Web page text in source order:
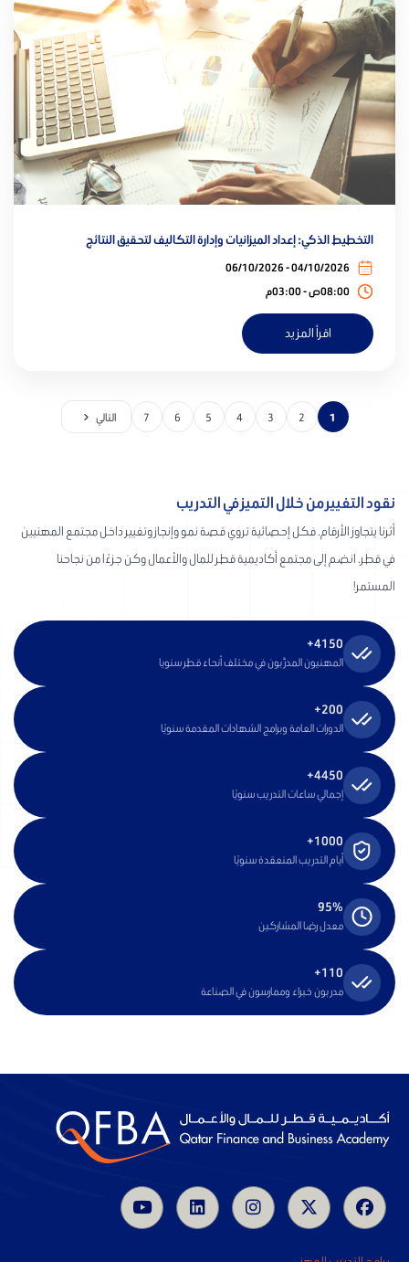
التخطيط الذكي: إعداد الميزانيات وإدارة التكاليف لتحقيق النتائج
04/10/2026 - 06/10/2026
08:00ص - 03:00م
اقرأ المزيد
1
2
3
4
5
6
7 التالي
نقود التغيير من خلال التميز في التدريب
أثرنا يتجاوز الأرقام. فكل إحصائية تروي قصة نمو وإنجاز وتغيير داخل مجتمع المهنيين
في قطر. انضم إلى مجتمع أكاديمية قطر للمال والأعمال وكن جزءًا من نجاحنا
المستمر!
4150+
المهنيون المدرَّبون في مختلف أنحاء قطر سنويا
200+
الدورات العامة وبرامج الشهادات المقدمة سنويًا
4450+
إجمالي ساعات التدريب سنويًا
1000+
أيام التدريب المنعقدة سنويًا
95%
معدل رضا المشاركين
110+
مدربون خبراء وممارسون في الصناعة